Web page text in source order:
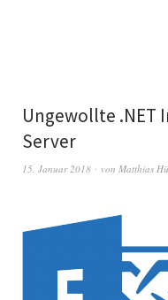
Ungewollte .NET
Server
15. Januar 2018 von Matthias